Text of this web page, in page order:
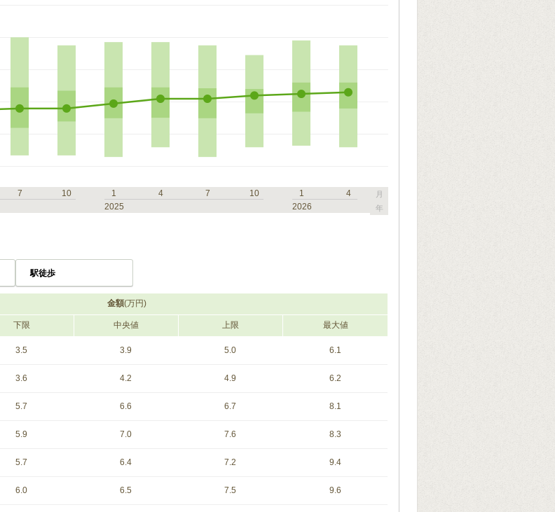
7
10
1 4 7
10
2025
1
4
2026
月
年
駅徒歩
金額(万円)
下限 中央値 上限 最大値
3.5 3.9 5.0 6.1
3.6 4.2 4.9 6.2
5.7 6.6 6.7 8.1
5.9 7.0 7.6 8.3
5.7 6.4 7.2 9.4
6.0 6.5 7.5 9.6